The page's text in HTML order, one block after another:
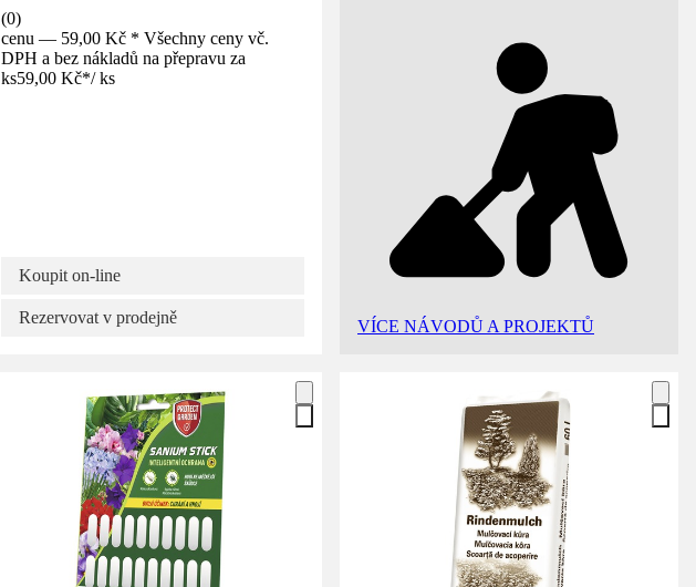
(0)
cenu — 59,00 Kč * Všechny ceny vč.
DPH a bez nákladů na přepravu za
ks59,00 Kč*/ ks
Koupit on-line
Rezervovat v prodejně VÍCE NÁVODŮ A PROJEKTŮ